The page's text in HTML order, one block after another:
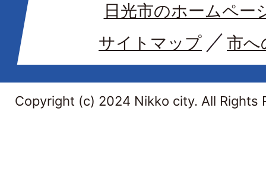
日光市のホームペー
サイトマップ
市へ
Copyright (c) 2024 Nikko city. All Rights